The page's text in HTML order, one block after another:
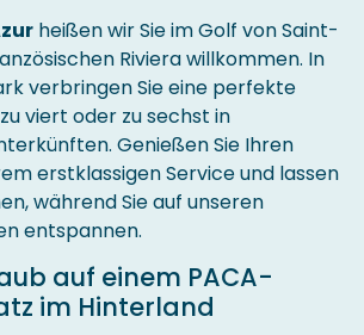
heißen wir Sie im Golf von Saint-
Riviera willkommen. In
verbringen Sie eine perfekte
viert oder zu sechst in
Genießen Sie Ihren
erstklassigen Service und lassen
während Sie auf unseren
entspannen.
auf einem PACA-
im Hinterland